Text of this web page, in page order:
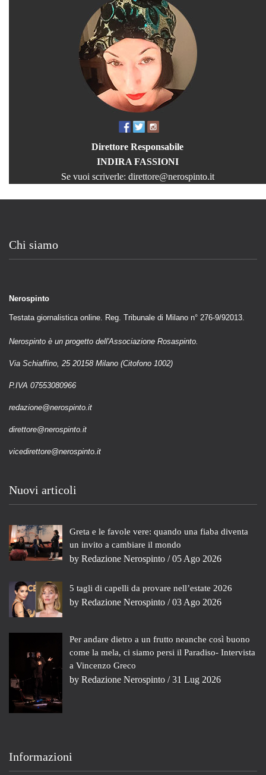
Direttore Responsabile
INDIRA FASSIONI
Se vuoi scriverle: direttore@nerospinto.it
Chi siamo
Nerospinto
Testata giornalistica online. Reg. Tribunale di Milano n° 276-9/92013.
Nerospinto è un progetto dell'Associazione Rosaspinto.
Via Schiaffino, 25 20158 Milano (Citofono 1002)
P.IVA 07553080966
redazione@nerospinto.it
direttore@nerospinto.it
vicedirettore@nerospinto.it
Nuovi articoli
Greta e le favole vere: quando una fiaba diventa
un invito a cambiare il mondo
by Redazione Nerospinto / 05 Ago 2026
5 tagli di capelli da provare nell’estate 2026
by Redazione Nerospinto / 03 Ago 2026
Per andare dietro a un frutto neanche così buono
come la mela, ci siamo persi il Paradiso- Intervista
a Vincenzo Greco
by Redazione Nerospinto / 31 Lug 2026
Informazioni